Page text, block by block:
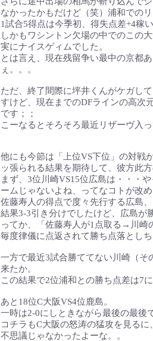
なかったかもだけど（笑）浦和での
1試合5得点は今季初、得失点差+4稼
しかもワシントン欠場の中でのこの
実にナイスゲィムでした。
とは言え、現在残留争い最中の京都
ぇ。。。
ただ、終了間際に坪井くんがケガし
すけど、現在までのDFラインの高次
です；；
こーなるとそろそろ最近リザーヴ入
他にも今節は「上位VS下位」の対戦
ッ張られる結果を期待して、彼方此
まず、3位川崎VS15位広島は・・・
ームじゃないよね、ってなコトが改
佐藤寿人の得点で度々先行する広島
結果3-3引き分けでしたけど、広島が
ってか、「佐藤寿人が1点取る→川崎
毎度律儀に点返されて勝ち点落とし
一方で最近3試合勝ててない川崎（
来たか。
この結果で2位浦和との勝ち点差は7
あと18位C大阪VS4位鹿島。
一時は2-0にしときながら最後の最後
コチラもC大阪の怒涛の猛攻を見る
不思議じゃなかったよーな。。